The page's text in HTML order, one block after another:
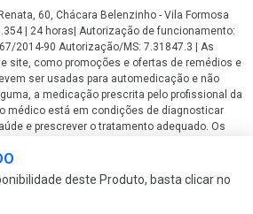
deste Produto, basta clicar no
60, Chácara Belenzinho - Vila Formosa
| 24 horas| Autorização de funcionamento:
2014-90 Autorização/MS: 7.31847.3 | As
site, como promoções e ofertas de remédios e
ser usadas para automedicação e não
a medicação prescrita pelo profissional da
médico está em condições de diagnosticar
e prescrever o tratamento adequado. Os
site são meramente ilustrativas. *Preços e
alterações no decorrer do dia. Antibióticos e
em lojas físicas ou televendas. Portaria nº
da Saúde. Horário de funcionamento Central